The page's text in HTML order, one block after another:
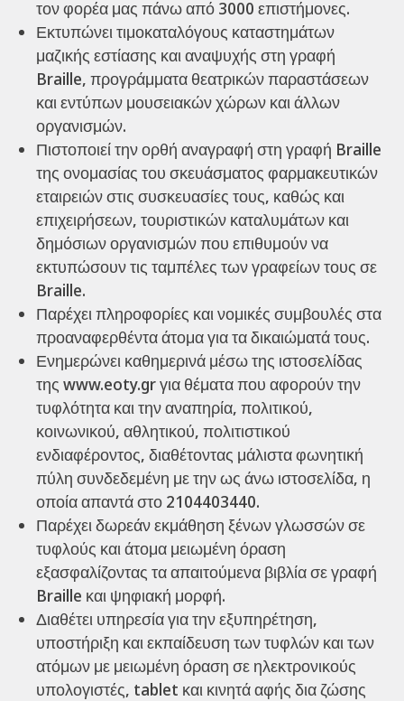
τον φορέα μας πάνω από 3000 επιστήμονες.
Εκτυπώνει τιμοκαταλόγους καταστημάτων
μαζικής εστίασης και αναψυχής στη γραφή
Braille, προγράμματα θεατρικών παραστάσεων
και εντύπων μουσειακών χώρων και άλλων
οργανισμών.
Πιστοποιεί την ορθή αναγραφή στη γραφή Braille
της ονομασίας του σκευάσματος φαρμακευτικών
εταιρειών στις συσκευασίες τους, καθώς και
επιχειρήσεων, τουριστικών καταλυμάτων και
δημόσιων οργανισμών που επιθυμούν να
εκτυπώσουν τις ταμπέλες των γραφείων τους σε
Braille.
Παρέχει πληροφορίες και νομικές συμβουλές στα
προαναφερθέντα άτομα για τα δικαιώματά τους.
Ενημερώνει καθημερινά μέσω της ιστοσελίδας
της www.eoty.gr για θέματα που αφορούν την
τυφλότητα και την αναπηρία, πολιτικού,
κοινωνικού, αθλητικού, πολιτιστικού
ενδιαφέροντος, διαθέτοντας μάλιστα φωνητική
πύλη συνδεδεμένη με την ως άνω ιστοσελίδα, η
οποία απαντά στο 2104403440.
Παρέχει δωρεάν εκμάθηση ξένων γλωσσών σε
τυφλούς και άτομα μειωμένη όραση
εξασφαλίζοντας τα απαιτούμενα βιβλία σε γραφή
Braille και ψηφιακή μορφή.
Διαθέτει υπηρεσία για την εξυπηρέτηση,
υποστήριξη και εκπαίδευση των τυφλών και των
ατόμων με μειωμένη όραση σε ηλεκτρονικούς
υπολογιστές, tablet και κινητά αφής δια ζώσης